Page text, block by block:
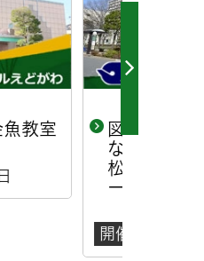
の出張おは
ゃん向け・小
トセンタ